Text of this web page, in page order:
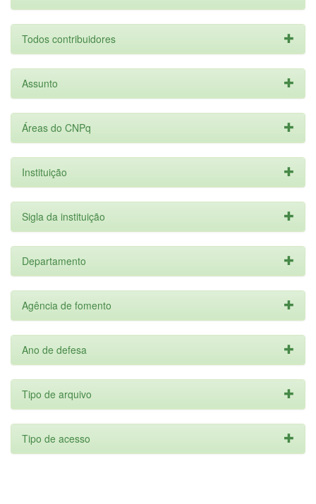
Todos contribuidores
Assunto
Áreas do CNPq
Instituição
Sigla da instituição
Departamento
Agência de fomento
Ano de defesa
Tipo de arquivo
Tipo de acesso